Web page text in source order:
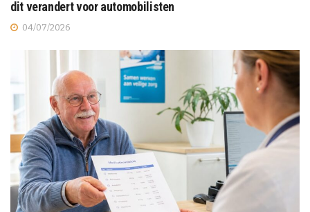
dit verandert voor automobilisten
04/07/2026